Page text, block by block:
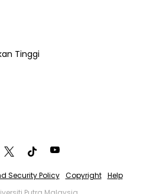
Tinggi
Security Policy Copyright
Help